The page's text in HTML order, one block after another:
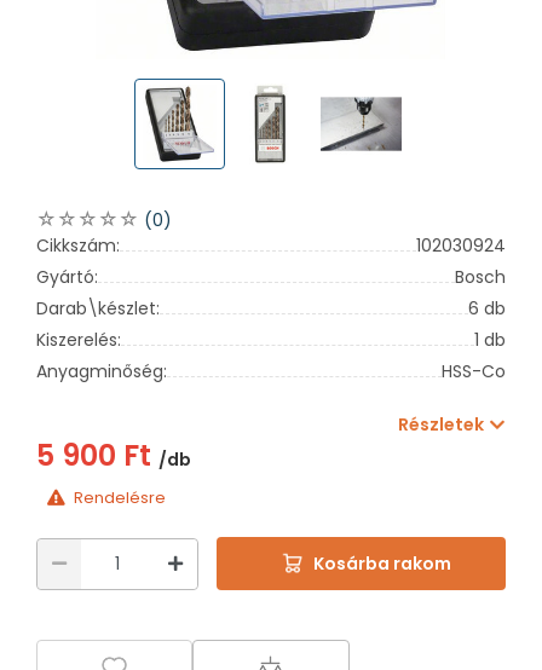
(0)
Cikkszám:
102030924
Gyártó:
Bosch
Darab\készlet:
6 db
Kiszerelés:
1 db
Anyagminőség:
HSS-Co
Részletek
5 900 Ft /db
Rendelésre
Kosárba rakom